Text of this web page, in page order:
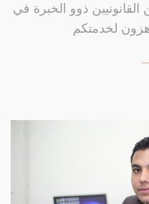
ذوو الخبرة في
لخدمتكم